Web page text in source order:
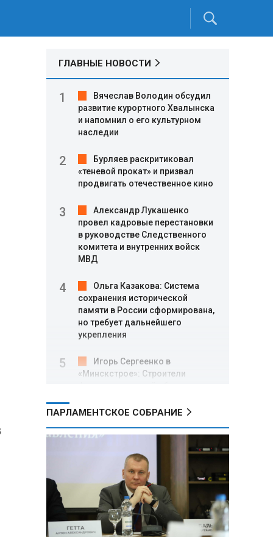
ГЛАВНЫЕ НОВОСТИ
Вячеслав Володин обсудил
развитие курортного Хвалынска
и напомнил о его культурном
наследии
Бурляев раскритиковал
«теневой прокат» и призвал
продвигать отечественное кино
Александр Лукашенко
провел кадровые перестановки
в руководстве Следственного
комитета и внутренних войск
МВД
Ольга Казакова: Система
сохранения исторической
памяти в России сформирована,
но требует дальнейшего
укрепления
Игорь Сергеенко в
«Минскстрое»: Строители
в улучшении охраны труда
МИД РФ: Поездка
Зеленского в США не принесла
ожидаемых результатов
Белорусские школьники
собрали первые «космические»
томаты из семян, побывавших
на орбите
ПАРЛАМЕНТСКОЕ СОБРАНИЕ